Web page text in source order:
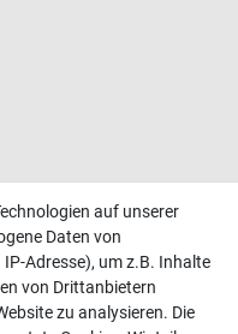
unter:
auf unserer
Daten von
Adresse), um z.B. Inhalte
von Drittanbietern
zu analysieren. Die